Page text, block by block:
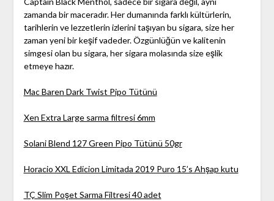
zamanda bir maceradır. Her dumanında farklı kültürlerin,
tarihlerin ve lezzetlerin izlerini taşıyan bu sigara, size her
zaman yeni bir keşif vadeder. Özgünlüğün ve kalitenin
simgesi olan bu sigara, her sigara molasında size eşlik
etmeye hazır.
Mac Baren Dark Twist Pipo Tütünü
Xen Extra Large sarma filtresi 6mm
Solani Blend 127 Green Pipo Tütünü 50gr
Horacio XXL Edicion Limitada 2019 Puro 15’s Ahşap kutu
TÇ Slim Poşet Sarma Filtresi 40 adet